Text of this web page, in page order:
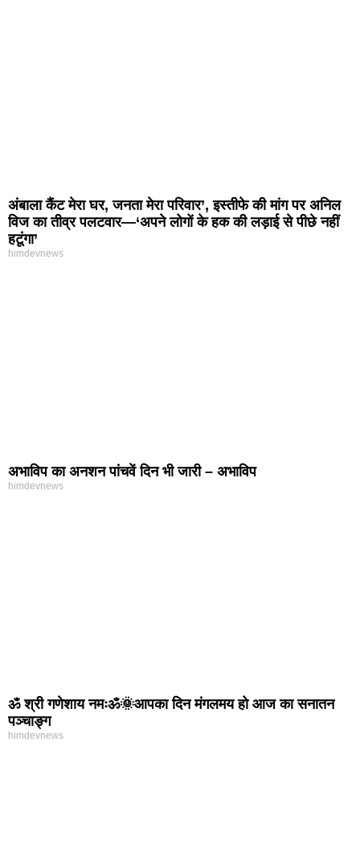
अंबाला कैंट मेरा घर, जनता मेरा परिवार’, इस्तीफे की मांग पर अनिल
विज का तीव्र पलटवार—‘अपने लोगों के हक की लड़ाई से पीछे नहीं
हटूंगा’
himdevnews
अभाविप का अनशन पांचवें दिन भी जारी – अभाविप
himdevnews
ॐ श्री गणेशाय नमःॐ🌞आपका दिन मंगलमय हो आज का सनातन
पञ्चाङ्ग
himdevnews